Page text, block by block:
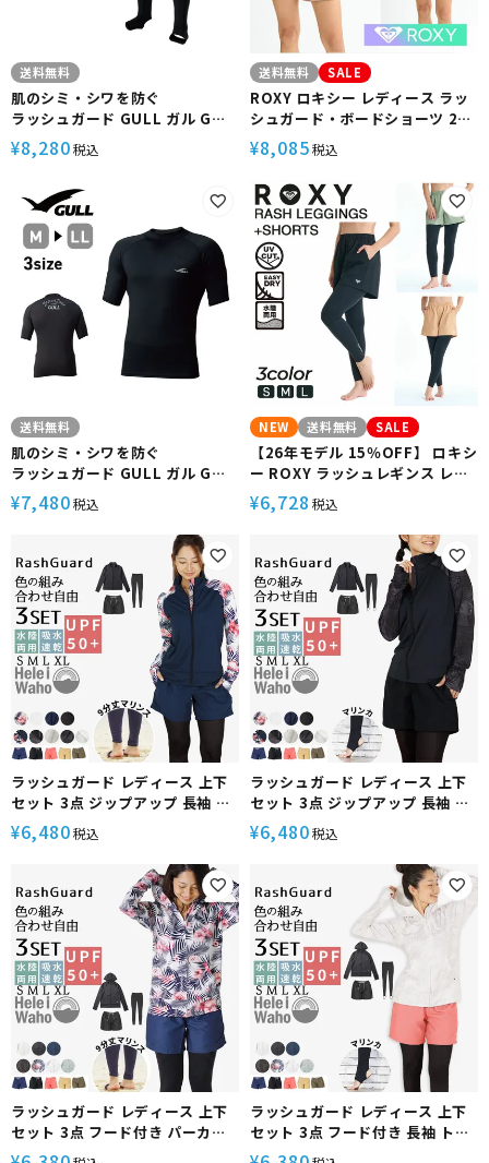
送料無料
肌のシミ・シワを防ぐ
ラッシュガード GULL ガル GW-
6525A UVカット 男女兼用 ユニ
セックス UPF50+ ダイビング ス
スクーバ スクーバダイビング サ
ーフィン サーフ
¥8,280税込
送料無料 SALE
ROXY ロキシー レディース ラッ
シュガード・ボードショーツ 2点
セット ラッシュTシャツ HEAR
THE WAVES RLY251039 水陸両
用 半袖 Tシャツ サーフパンツ セ
ットアップ 水着 サーフ サーフィ
ン ブランド UVカット 体型カバー
¥8,085税込
送料無料
肌のシミ・シワを防ぐ
ラッシュガード GULL ガル GW-
6524A UPF50 メンズ UVカット
¥7,480税込
NEW 送料無料 SALE
【26年モデル 15％OFF】 ロキシ
ー ROXY ラッシュレギンス レデ
ィース ボードショーツ 2点セット
塩素対応 UVカット 水陸両用 体型
カバー カーゴ ビーチ アウトドア
レジャー 川遊び DARING
DISCOVERIES RLY261048
¥6,728 税込
ラッシュガード レディース 上下
セット 3点 ジップアップ 長袖 フ
ードなし レギンス サーフパンツ
水着 30代 40代 50代 体型カバー
ゆったり UVカット 水陸両用 プー
ル 海 ランニング ヨガ 接触冷感
ヘレイワホ 運動 スポーツ 夏
¥6,480税込
ラッシュガード レディース 上下
セット 3点 ジップアップ 長袖 フ
ードなし トレンカ サーフパンツ
水着 30代 40代 50代 体型カバー
ゆったり UVカット 水陸両用 プー
ル 海 ランニング ヨガ 接触冷感
ヘレイワホ 運動 スポーツ 夏
¥6,480税込
ラッシュガード レディース 上下
セット 3点 フード付き パーカー
フーディー 長袖 レギンス サーフ
ラッシュガード レディース 上下
セット 3点 フード付き 長袖 トレ
ンカ サーフパンツ 水着 30代 40